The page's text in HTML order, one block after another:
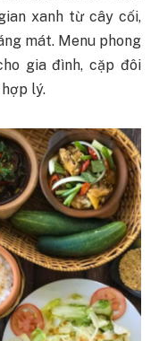
xanh từ cây cối,
mát. Menu phong
gia đình, cặp đôi
lý.